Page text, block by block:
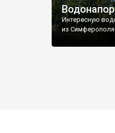
Интересную
из Симферополя